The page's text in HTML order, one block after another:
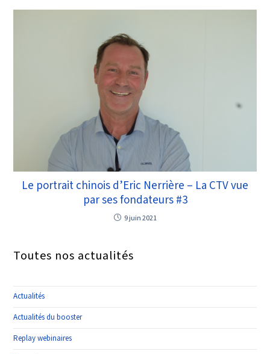
Le portrait chinois d’Eric Nerrière – La CTV vue
par ses fondateurs #3
9 juin 2021
Toutes nos actualités
Actualités
Actualités du booster
Replay webinaires